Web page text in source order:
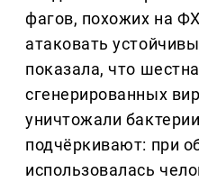
фагов, похожих на
атаковать
показала, что
сгенерированных
уничтожали
подчёркивают: при
использовалась